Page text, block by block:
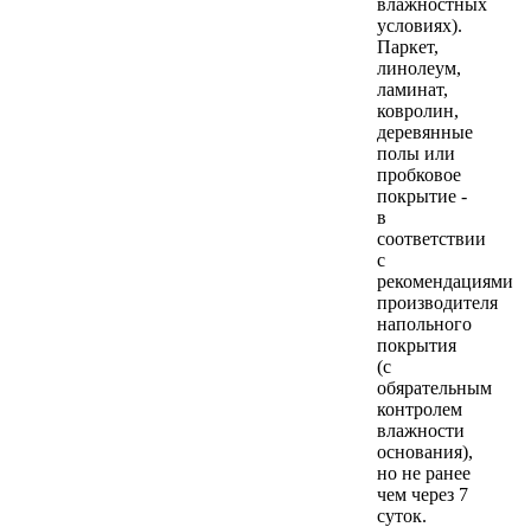
условиях).
Паркет,
линолеум,
ламинат,
ковролин,
деревянные
полы или
пробковое
покрытие -
в
соответствии
с
рекомендациями
производителя
напольного
покрытия
(с
обяpательным
контролем
влажности
основания),
но не ранее
чем через 7
суток.